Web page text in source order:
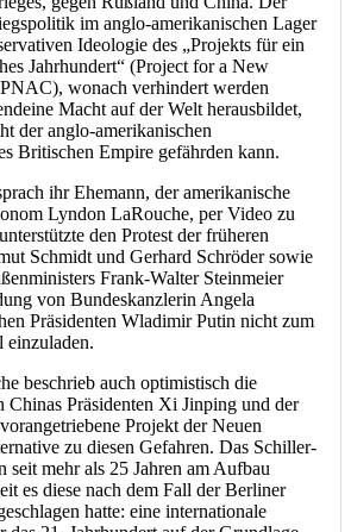
im anglo-amerikanischen Lager
Ideologie des „Projekts für ein
Jahrhundert“ (Project for a New
wonach verhindert werden
Macht auf der Welt herausbildet,
der anglo-amerikanischen
Britischen Empire gefährden kann.
ihr Ehemann, der amerikanische
Lyndon LaRouche, per Video zu
den Protest der früheren
Schmidt und Gerhard Schröder sowie
Frank-Walter Steinmeier
von Bundeskanzlerin Angela
Präsidenten Wladimir Putin nicht zum
einzuladen.
beschrieb auch optimistisch die
Chinas Präsidenten Xi Jinping und der
Projekt der Neuen
zu diesen Gefahren. Das Schiller-
seit mehr als 25 Jahren am Aufbau
es diese nach dem Fall der Berliner
hatte: eine internationale